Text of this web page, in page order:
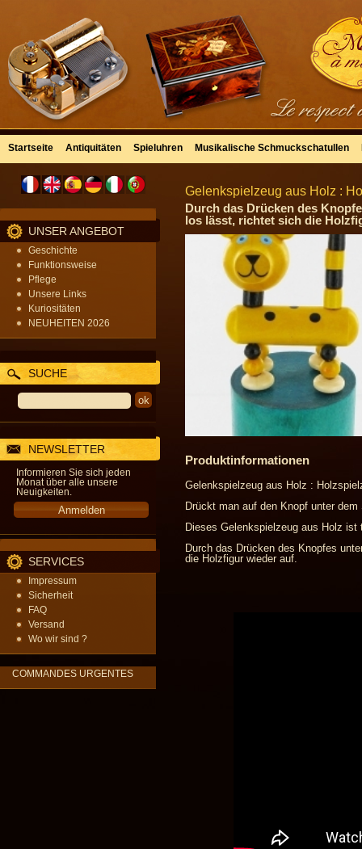
Startseite Antiquitäten Spieluhren Musikalische Schmuckschatullen
UNSER ANGEBOT
Geschichte
Funktionsweise
Pflege
Unsere Links
Kuriositäten
NEUHEITEN 2026
SUCHE
NEWSLETTER
Informieren Sie sich jeden
Monat über alle unsere
Neuigkeiten.
SERVICES
Impressum
Sicherheit
FAQ
Versand
Wo wir sind ?
COMMANDES URGENTES
Gelenkspielzeug aus Holz :
Durch das Drücken des
los lässt, richtet sich die
Produktinformationen
Gelenkspielzeug aus Holz :
Drückt man auf den Knopf unter
Dieses Gelenkspielzeug aus Holz
Durch das Drücken des Knopfes
die Holzfigur wieder auf.